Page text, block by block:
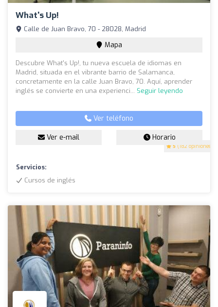
What's Up!
5 (182 opiniones)
Calle de Juan Bravo, 70 - 28028, Madrid
Mapa
Descubre What's Up!, tu nueva escuela de idiomas en
Madrid, situada en el vibrante barrio de Salamanca,
concretamente en la calle Juan Bravo, 70. Aquí, aprender
inglés se convierte en una experienci... Seguir leyendo
Ver teléfono
Ver e-mail Horario
Servicios:
Cursos de inglés